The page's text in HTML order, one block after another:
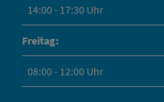
14:00 - 17:30 Uhr
Freitag:
08:00 - 12:00 Uhr